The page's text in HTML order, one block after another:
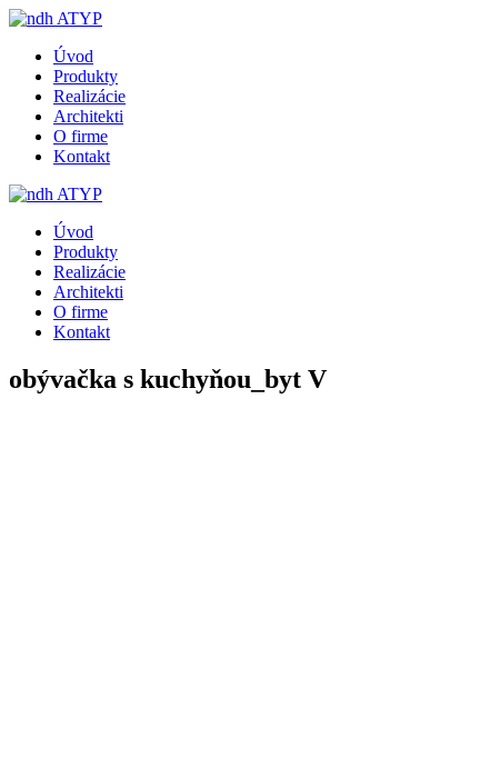
Úvod
Produkty
Realizácie
Architekti
O firme
Kontakt
Úvod
Produkty
Realizácie
Architekti
O firme
Kontakt
obývačka s kuchyňou_byt V